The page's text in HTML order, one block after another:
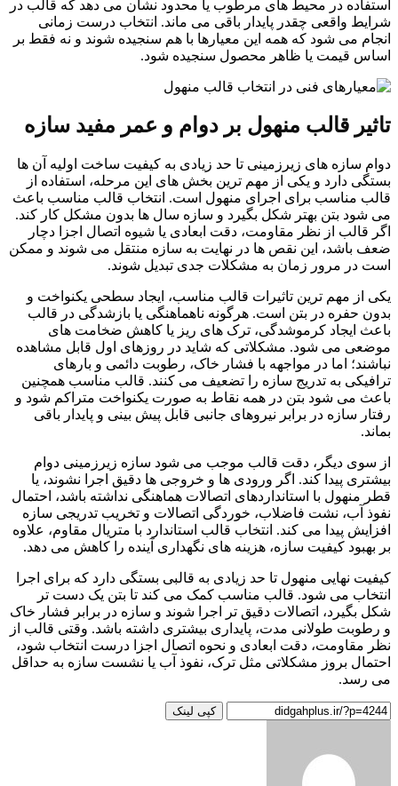
استفاده در محیط های مرطوب یا محدود نشان می دهد که قالب در
شرایط واقعی چقدر پایدار باقی می ماند. انتخاب درست زمانی
انجام می شود که همه این معیارها با هم سنجیده شوند و نه فقط بر
اساس قیمت یا ظاهر محصول سنجیده شود.
تاثیر قالب منهول بر دوام و عمر مفید سازه
دوام سازه های زیرزمینی تا حد زیادی به کیفیت ساخت اولیه آن ها
بستگی دارد و یکی از مهم ترین بخش های این مرحله، استفاده از
قالب مناسب برای اجرای منهول است. انتخاب قالب مناسب باعث
می شود بتن بهتر شکل بگیرد و سازه سال ها بدون مشکل کار کند.
اگر قالب از نظر مقاومت، دقت ابعادی یا شیوه اتصال اجزا دچار
ضعف باشد، این نقص ها در نهایت به سازه منتقل می شوند و ممکن
است در مرور زمان به مشکلات جدی تبدیل شوند.
یکی از مهم ترین تاثیرات قالب مناسب، ایجاد سطحی یکنواخت و
بدون حفره در بتن است. هرگونه ناهماهنگی یا بازشدگی در قالب
باعث ایجاد کرموشدگی، ترک های ریز یا کاهش ضخامت های
موضعی می شود. مشکلاتی که شاید در روزهای اول قابل مشاهده
نباشند؛ اما در مواجهه با فشار خاک، رطوبت دائمی و بارهای
ترافیکی به تدریج سازه را تضعیف می کنند. قالب مناسب همچنین
باعث می شود بتن در همه نقاط به صورت یکنواخت متراکم شود و
رفتار سازه در برابر نیروهای جانبی قابل پیش بینی و پایدار باقی
بماند.
از سوی دیگر، دقت قالب موجب می شود سازه زیرزمینی دوام
بیشتری پیدا کند. اگر ورودی ها و خروجی ها دقیق اجرا نشوند، یا
قطر منهول با استانداردهای اتصالات هماهنگی نداشته باشد، احتمال
نفوذ آب، نشت فاضلاب، خوردگی اتصالات و تخریب تدریجی سازه
افزایش پیدا می کند. انتخاب قالب استاندارد با متریال مقاوم، علاوه
بر بهبود کیفیت سازه، هزینه های نگهداری آینده را کاهش می دهد.
کیفیت نهایی منهول تا حد زیادی به قالبی بستگی دارد که برای اجرا
انتخاب می شود. قالب مناسب کمک می کند تا بتن یک دست تر
شکل بگیرد، اتصالات دقیق تر اجرا شوند و سازه در برابر فشار خاک
و رطوبت طولانی مدت، پایداری بیشتری داشته باشد. وقتی قالب از
نظر مقاومت، دقت ابعادی و نحوه اتصال اجزا درست انتخاب شود،
احتمال بروز مشکلاتی مثل ترک، نفوذ آب یا نشست سازه به حداقل
می رسد.
کپی لینک